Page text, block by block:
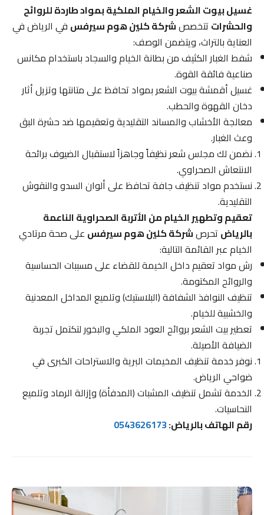
غسيل بيوت الشعر والخيام الملكية بمواد طاردة للروائح
والحشراتتتخصصشركة كلين هوم سيرفسفي الرياض في
العناية بالتراث، ويتضمن الوصف:
شفط الغبار الكثيف من بطانة الخيام والسجاد باستخدام مكانس
صناعية فائقة القوة.
غسيل أقمشة بيوت الشعر بمواد تحافظ على متانتها وتزيل أثار
دخان القهوة والحطب.
معالجة الأخشاب والمساند التقليدية وتعقيمها ضد حشرة البق
وعث الغبار.
نضمن لك مجلس شعر نظيفاً وجاهزاً لاستقبال الضيوف برائحة
الانتعاش الصحراوي.
نستخدم مواد تنظيف جافة تحافظ على ألوان السدو والنقوش
التقليدية.
تعقيم وتطهير الخيام من الأتربة الصحراوية الناعمة
بالرياضتحرصشركة كلين هوم سيرفسعلى صحة مرتادي
الخيام عبر القائمة التالية:
رش مواد تعقيم داخل الخيمة للقضاء على مسببات الحساسية
والروائح المكتومة.
تنظيف النوافذ الشفافة (البلاستيك) وتلميع المداخل المعدنية
والخشبية للخيام.
تعطير بيت الشعر بروائح العود الملكي والبخور لتكتمل تجربة
الضيافة الأصيلة.
نوفر خدمة تنظيف المخيمات البرية والاستراحات الكبرى في
ضواحي الرياض.
الخدمة تشمل تنظيف المشبات (المدفأة) وإزالة الرماد وتلميع
النحاسيات.
رقم الهاتف بالرياض:0543626173